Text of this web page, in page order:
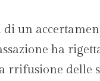
di un
ha
delle